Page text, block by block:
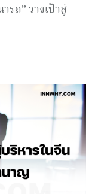
ถ” วางเป้าสู่